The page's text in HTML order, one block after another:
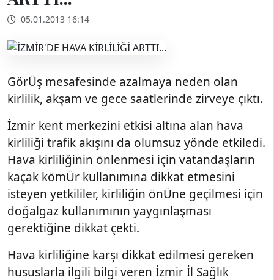
05.01.2013 16:14
GörÜş mesafesinde azalmaya neden olan
kirlilik, akşam ve gece saatlerinde zirveye çıktı.
İzmir kent merkezini etkisi altına alan hava
kirliliği trafik akışını da olumsuz yönde etkiledi.
Hava kirliliğinin önlenmesi için vatandaşların
kaçak kömÜr kullanımına dikkat etmesini
isteyen yetkililer, kirliliğin önÜne geçilmesi için
doğalgaz kullanımının yaygınlaşması
gerektiğine dikkat çekti.
Hava kirliliğine karşı dikkat edilmesi gereken
hususlarla ilgili bilgi veren İzmir İl Sağlık